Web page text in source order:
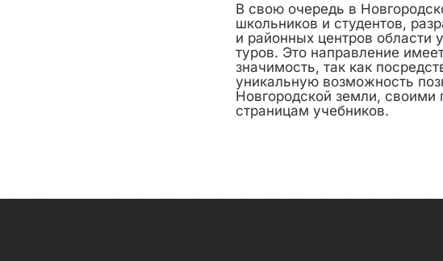
В свою очередь в
школьников и студентов,
и районных центров области
туров. Это направление
значимость, так как
уникальную возможность
Новгородской земли, своими
страницам учебников.